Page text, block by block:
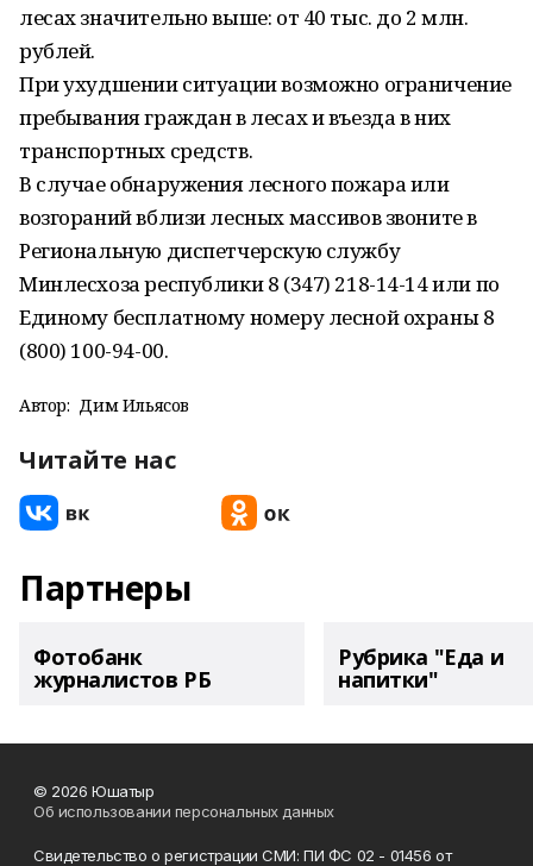
лесах значительно выше: от 40 тыс. до 2 млн.
рублей.
При ухудшении ситуации возможно ограничение
пребывания граждан в лесах и въезда в них
транспортных средств.
В случае обнаружения лесного пожара или
возгораний вблизи лесных массивов звоните в
Региональную диспетчерскую службу
Минлесхоза республики 8 (347) 218-14-14 или по
Единому бесплатному номеру лесной охраны 8
(800) 100-94-00.
Автор: Дим Ильясов
Читайте нас
Партнеры
Фотобанк
журналистов РБ
Рубрика "Еда и
напитки"
© 2026 Юшатыр
Об использовании персональных данных
Свидетельство о регистрации СМИ: ПИ ФС 02 - 01456 от